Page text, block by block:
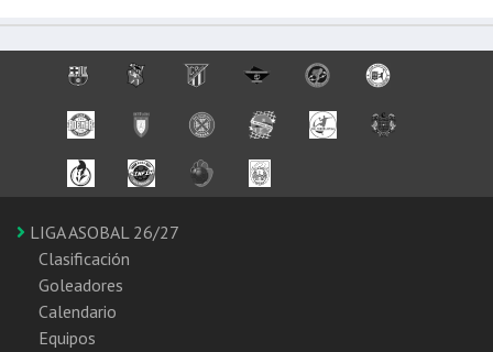
LIGA ASOBAL 26/27
Clasificación
Goleadores
Calendario
Equipos